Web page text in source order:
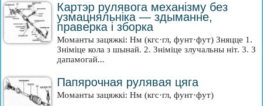
Картэр рулявога механізму без
узмацняльніка — здыманне,
праверка і зборка
Моманты зацяжкі: Нм (кгс·гл, фунт·фут) Зняцце 1.
Зніміце кола з шынай. 2. Зніміце злучальны ніт. 3. З
дапамогай...
Папярочная рулявая цяга
Моманты зацяжкі: Нм (кгс·гл, фунт·фут)